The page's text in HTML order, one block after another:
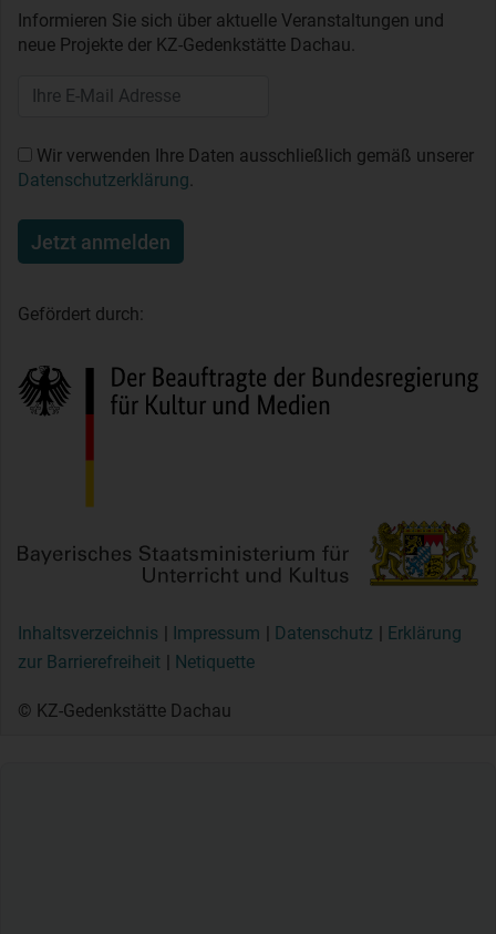
Informieren Sie sich über aktuelle Veranstaltungen und
neue Projekte der KZ-Gedenkstätte Dachau.
Wir verwenden Ihre Daten ausschließlich gemäß unserer
Datenschutzerklärung.
Jetzt anmelden
Gefördert durch:
Inhaltsverzeichnis Impressum Datenschutz
Erklärung
zur Barrierefreiheit
Netiquette
© KZ-Gedenkstätte Dachau